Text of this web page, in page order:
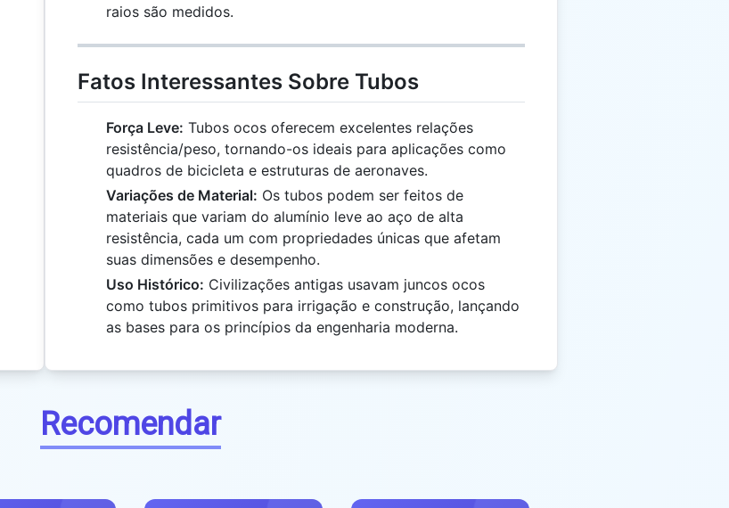
raios são medidos.
Fatos Interessantes Sobre Tubos
Força Leve: Tubos ocos oferecem excelentes relações
resistência/peso, tornando-os ideais para aplicações como
quadros de bicicleta e estruturas de aeronaves.
Variações de Material: Os tubos podem ser feitos de
materiais que variam do alumínio leve ao aço de alta
resistência, cada um com propriedades únicas que afetam
suas dimensões e desempenho.
Uso Histórico: Civilizações antigas usavam juncos ocos
como tubos primitivos para irrigação e construção, lançando
as bases para os princípios da engenharia moderna.
Recomendar